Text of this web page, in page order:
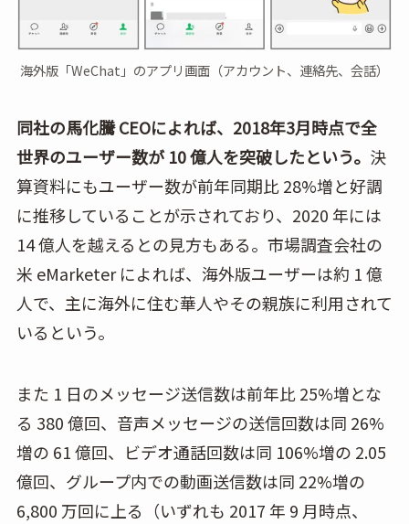
海外版「WeChat」のアプリ画面（アカウント、連絡先、会話）
同社の馬化騰 CEOによれば、2018年3月時点で全
世界のユーザー数が 10 億人を突破したという。 決
算資料にもユーザー数が前年同期比 28%増と好調
に推移していることが示されており、2020 年には
14 億人を越えるとの見方もある。市場調査会社の
米 eMarketer によれば、海外版ユーザーは約 1 億
人で、主に海外に住む華人やその親族に利用されて
いるという。
また 1 日のメッセージ送信数は前年比 25%増とな
る 380 億回、音声メッセージの送信回数は同 26%
増の 61 億回、ビデオ通話回数は同 106%増の 2.05
億回、グループ内での動画送信数は同 22%増の
6,800 万回に上る（いずれも 2017 年 9 月時点、